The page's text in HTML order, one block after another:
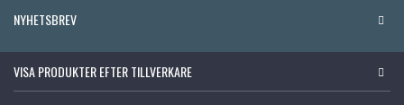
NYHETSBREV
VISA PRODUKTER EFTER TILLVERKARE